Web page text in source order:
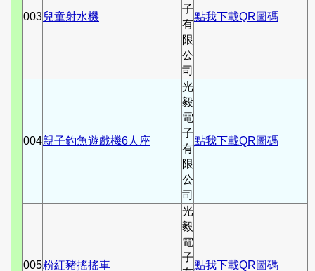
003兒童射水機
子
有
限
公
司
點我下載QR圖碼
004親子釣魚遊戲機6人座
光
毅
電
子
有
限
公
司
點我下載QR圖碼
005粉紅豬搖搖車
光
毅
電
子
點我下載QR圖碼